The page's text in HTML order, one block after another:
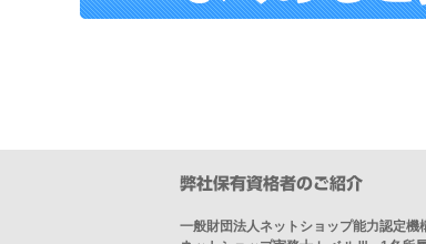
弊社保有資格者のご紹介
一般財団法人ネットショップ能力認定機